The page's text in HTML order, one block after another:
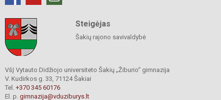
Steigėjas
Šakių rajono savivaldybė
VšĮ Vytauto Didžiojo universiteto Šakių „Žiburio“ gimnazija
V. Kudirkos g. 33, 71124 Šakiai
Tel. +370 345 60176
El. p. gimnazija@vduziburys.lt